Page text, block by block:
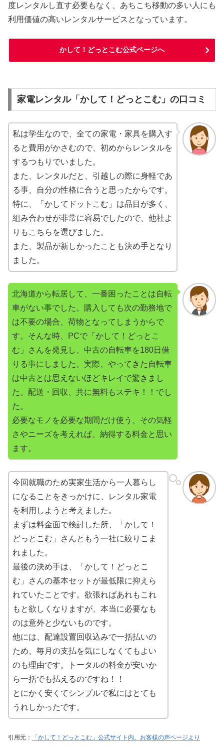
度レンタルし直す必要もなく、あちこち移動の多い人にも
利用価値の高いレンタルサービスとなっています。
かして！どっとこむ公式ページへ
家電レンタル「かして！どっとこむ」の口コミ
私は学生なので、全ての家電・家具を購入す
ると費用がかさむので、初めからレンタルを
するつもりでいました。
また、レンタルだと、引越しの際に身軽であ
る事、自分の性格に合うと思ったからです。
特に、「かしてドットこむ」は品目が多く、
組み合わせが非常に容易でしたので、他社よ
りもこちらを選びました。
また、製品が新しかったことも決め手となり
ました。
北海道から転居して、一番困ったことは自転
車がない事でした。購入しても次の勤務地で
は不要の場合、荷物となってしまうからで
す。そんな時、PCで「かして！どっとこ
む」さんを発見し、中古の自転車を180日借
りる事にしました。実際、やってきた自転車
は中古とは思えないほどキレイで驚きまし
た。配送・回収、共に無料もステキ！！でし
た。
必要なモノを必要な期間だけ使う、その気軽
さやニーズを考えれば、納得する料金と思い
ます。
今回就職のため実家生活から一人暮らし
になることをきっかけに、レンタル家電
を利用しようと考えました。
まずは料金面で検討した所、「かして！
どっとこむ」さんともう一社に絞りこま
れました。
最後の決め手は、「かして！どっとこ
む」さんの基本セットが最低限に抑えら
れていたことです。欲張ればあれもこれ
もと欲しくなりますが、本当に必要なも
のは意外と少ないものです。
他には、配達設置回収込みで一括払いの
ため、毎月の支払を気にしなくてもよい
のも理由です。トータルの料金が安いか
ら一括でも払えるのですね！！
とにかく安くてシンプルで私にはとても
うれしかったです。
引用元： 「かして！どっとこむ」公式サイト内、お客様の声ページより